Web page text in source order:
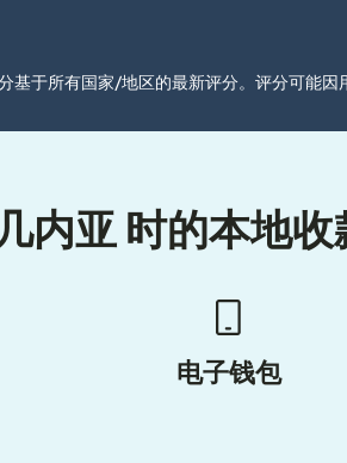
于所有国家/地区的最新评分。评分可能因
内亚 时的本地收
电子钱包